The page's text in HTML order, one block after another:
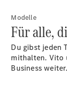
Modelle
Für alle,
Du gibst jeden
mithalten. Vito
Business weiter.